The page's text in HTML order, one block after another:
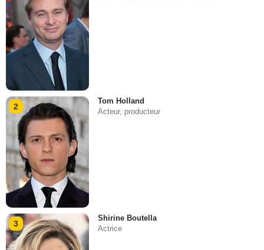
2
Tom Holland
Acteur, producteur
3
Shirine Boutella
Actrice